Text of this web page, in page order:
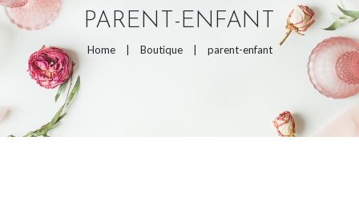
PARENT-ENFANT
Home Boutique parent-enfant
BLOG
E-BOUTIQUE